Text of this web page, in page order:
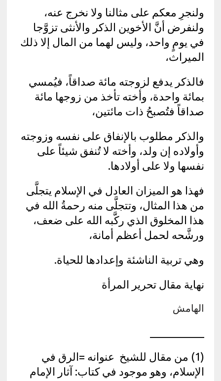
ولنجرِ معكم على مثالنا ولا نخرج عنه،
ولنفرض أنَّ الأخوين الذكر والأنثى تزوَّجا
في يومٍ واحد، وليس لهما من المال إلا ذلك
الميراث،
فالذكر يدفع لزوجته مائة صداقاً، فيُمسي
بمائة واحدة، وأخته تأخذ من زوجها مائة
صداقاً فتُصبحُ ذات مائتين،
والذكر مطلوب بالإنفاق على نفسه وزوجته
وأولاده إن ولد، وأخته لا تُنفق شيئاً على
نفسها ولا على أولادها.
فهذا هو الميزان العادل في الإسلام يتجلَّى
من هذا المثال، وتتجلَّى منه رحمةُ الله في
هذا المخلوق الذي ركَّبه الله على ضعف،
ورشَّحه لحمل أعظم أمانة،
وهي تربية الناشئة وإعدادها للحياة.
نهاية مقال تحرير المرأة
الهامش
(1) من مقال للشيخ عنوانه =الرق في
الإسلام، وهو موجود في كتاب: آثار الإمام